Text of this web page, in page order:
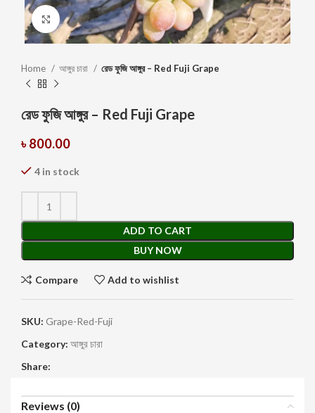
Click to enlarge
Home আঙ্গুর চারা রেড ফুজি আঙ্গুর – Red Fuji Grape
রেড ফুজি আঙ্গুর – Red Fuji Grape
৳800.00
4 in stock
ADD TO CART
BUY NOW
Compare Add to wishlist
SKU: Grape-Red-Fuji
Category: আঙ্গুর চারা
Share:
Reviews (0)